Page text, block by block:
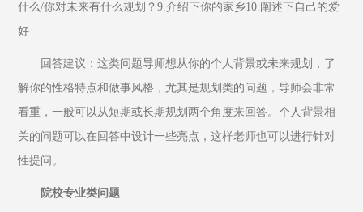
什么/你对未来有什么规划？9.介绍下你的家乡10.阐述下自己的爱
好
回答建议：这类问题导师想从你的个人背景或未来规划，了
解你的性格特点和做事风格，尤其是规划类的问题，导师会非常
看重，一般可以从短期或长期规划两个角度来回答。个人背景相
关的问题可以在回答中设计一些亮点，这样老师也可以进行针对
性提问。
院校专业类问题